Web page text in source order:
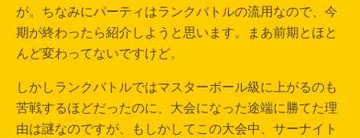
が。ちなみにパーティはランクバトルの流用なので、今
期が終わったら紹介しようと思います。まあ前期とほと
んど変わってないですけど。
しかしランクバトルではマスターボール級に上がるのも
苦戦するほどだったのに、大会になった途端に勝てた理
由は謎なのですが、もしかしてこの大会中、サーナイト